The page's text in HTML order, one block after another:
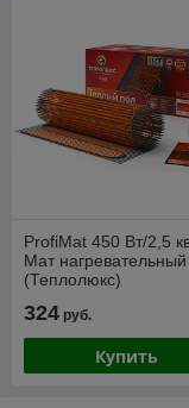
ProfiMat 450 Вт/2,5
Мат нагревательный
(Теплолюкс)
324 руб.
Купить